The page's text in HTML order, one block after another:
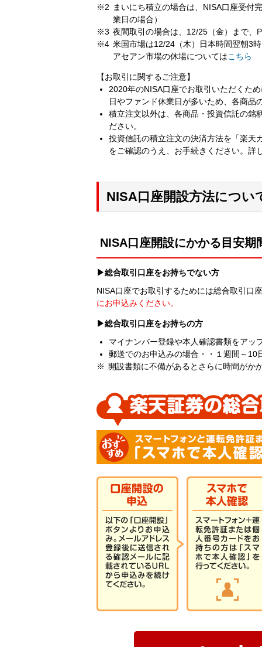
まいにち積立の場合は、NISA口座受付
業日の場合）
夜間取引の場合は、12/25（金）まで、
米国市場は12/24（木）日本時間翌朝3
アセアン市場の休場についてはこちら
【お取引に関するご注意】
2020年のNISA口座でお取引いただくた
日やファンド休業日が多いため、各商品
積立注文以外は、各商品・投資信託の銘
ださい。
投資信託の積立注文の決済方法を「楽天
をご確認のうえ、お手続きください。詳
NISA口座開設方法につい
NISA口座開設にかかる目安期
▶総合取引口座をお持ちでない方
NISA口座でお取引するためには総合取引口
にお申込みください。
▶総合取引口座をお持ちの方
マイナンバー登録や本人確認書類をアッ
郵送でのお申込みの場合・・１週間～10
開設書類に不備があるとさらに時間がか